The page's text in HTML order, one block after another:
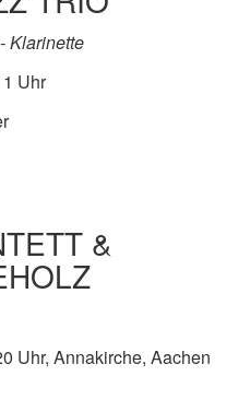
Klarinette
Uhr
&
Uhr, Annakirche, Aachen